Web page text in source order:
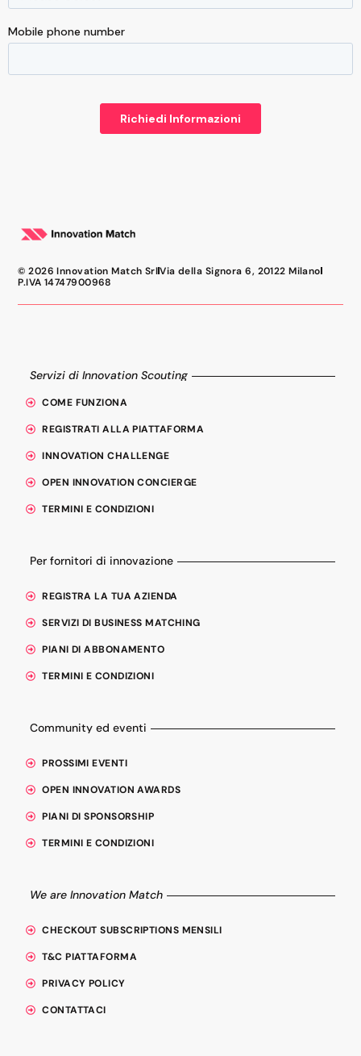
© 2026 Innovation Match SrlVia della Signora 6, 20122 Milano
P.IVA 14747900968
Servizi di Innovation Scouting
COME FUNZIONA
REGISTRATI ALLA PIATTAFORMA
INNOVATION CHALLENGE
OPEN INNOVATION CONCIERGE
TERMINI E CONDIZIONI
Per fornitori di innovazione
REGISTRA LA TUA AZIENDA
SERVIZI DI BUSINESS MATCHING
PIANI DI ABBONAMENTO
TERMINI E CONDIZIONI
Community ed eventi
PROSSIMI EVENTI
OPEN INNOVATION AWARDS
PIANI DI SPONSORSHIP
TERMINI E CONDIZIONI
We are Innovation Match
CHECKOUT SUBSCRIPTIONS MENSILI
T&C PIATTAFORMA
PRIVACY POLICY
CONTATTACI